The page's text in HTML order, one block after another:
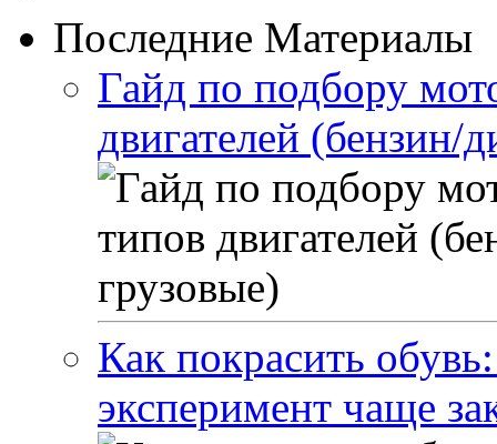
Последние Материалы
Гайд по подбору
двигателей (бензин/
Как покрасить
эксперимент чаще